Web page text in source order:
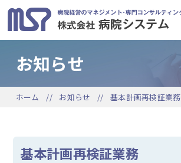
お知らせ
ホーム お知らせ 基本計画再検証業務
基本計画再検証業務